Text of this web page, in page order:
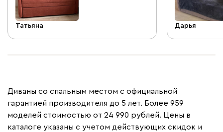
Татьяна Дарья
Диваны со спальным местом с официальной
гарантией производителя до 5 лет. Более 959
моделей стоимостью от 24 990 рублей. Цены в
каталоге указаны с учетом действующих скидок и